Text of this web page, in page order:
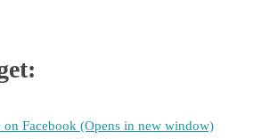
on Facebook (Opens in new window)